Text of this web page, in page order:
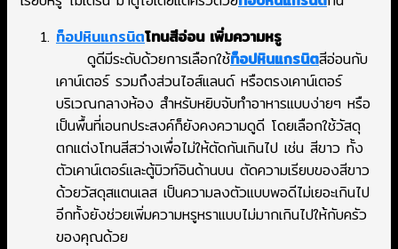
ท็อปหินแกรนิตโทนสีอ่อน เพิ่มความหรู
ดูดีมีระดับด้วยการเลือกใช้ท็อปหินแกรนิตสีอ่อนกับ
เคาน์เตอร์ รวมถึงส่วนไอส์แลนด์ หรือตรงเคาน์เตอร์
บริเวณกลางห้อง สำหรับหยิบจับทำอาหารแบบง่ายๆ หรือ
เป็นพื้นที่เอนกประสงค์ก็ยังคงความดูดี โดยเลือกใช้วัสดุ
ตกแต่งโทนสีสว่างเพื่อไม่ให้ตัดกันเกินไป เช่น สีขาว ทั้ง
ตัวเคาน์เตอร์และตู้บิวท์อินด้านบน ตัดความเรียบของสีขาว
ด้วยวัสดุสแตนเลส เป็นความลงตัวแบบพอดีไม่เยอะเกินไป
อีกทั้งยังช่วยเพิ่มความหรูหราแบบไม่มากเกินไปให้กับครัว
ของคุณด้วย